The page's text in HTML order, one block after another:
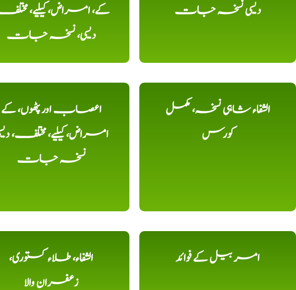
کے، امراض، کیلیے،
دیسی، نسخہ جات
دیسی نسخہ جات
اعصاب اور پٹھوں، کے
امراض، کیلیے، مختلف،
نسخہ جات
الشفاء شاہی نسخہ، مکمل
کورس
الشفاء، طلاء کستوری،
زعفران والا
امر بیل کے فوائد